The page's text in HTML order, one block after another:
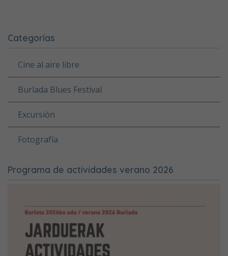
Categorías
Cine al aire libre
Burlada Blues Festival
Excursión
Fotografía
Programa de actividades verano 2026